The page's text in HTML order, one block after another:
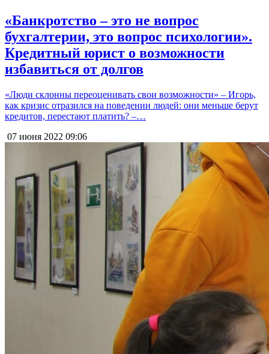
«Банкротство – это не вопрос
бухгалтерии, это вопрос психологии».
Кредитный юрист о возможности
избавиться от долгов
«Люди склонны переоценивать свои возможности» – Игорь,
как кризис отразился на поведении людей: они меньше берут
кредитов, перестают платить? –…
07 июня 2022 09:06